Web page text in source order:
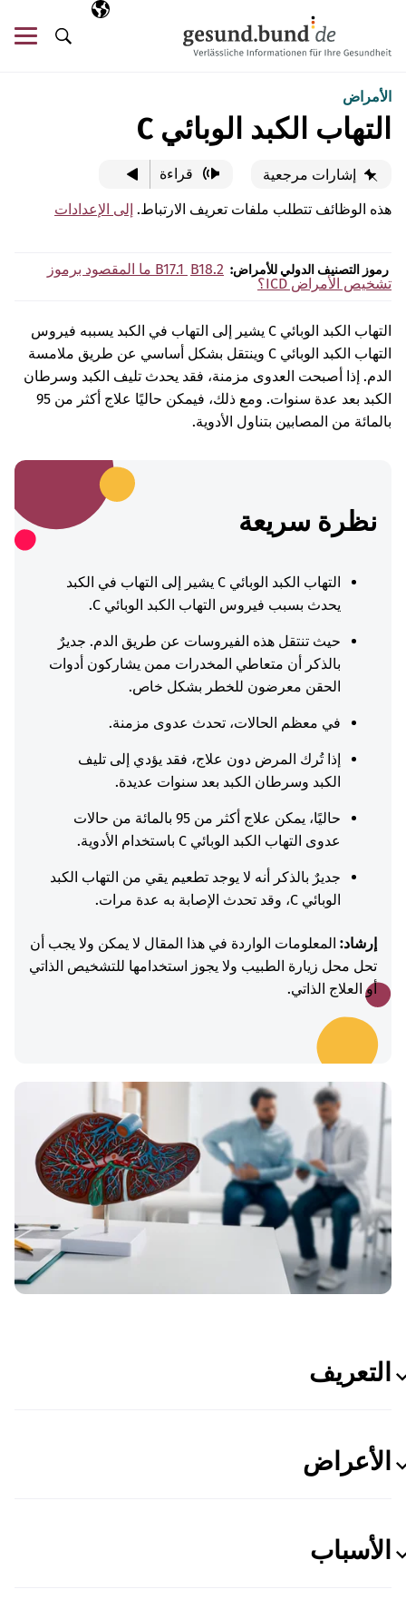
اللغة المختارة
AR
البحث
الأمراض
التهاب الكبد الوبائي C
إشارات مرجعية قراءة
هذه الوظائف تتطلب ملفات تعريف الارتباط. إلى الإعدادات
رموز التصنيف الدولي للأمراض: B17.1 B18.2
ما المقصود برموز
تشخيص الأمراض ICD؟
التهاب الكبد الوبائي C يشير إلى التهاب في الكبد يسببه فيروس
التهاب الكبد الوبائي C وينتقل بشكل أساسي عن طريق ملامسة
الدم. إذا أصبحت العدوى مزمنة، فقد يحدث تليف الكبد وسرطان
الكبد بعد عدة سنوات. ومع ذلك، فيمكن حاليًا علاج أكثر من 95
بالمائة من المصابين بتناول الأدوية.
نظرة سريعة
التهاب الكبد الوبائي C يشير إلى التهاب في الكبد
يحدث بسبب فيروس التهاب الكبد الوبائي C.
حيث تنتقل هذه الفيروسات عن طريق الدم. جديرٌ
بالذكر أن متعاطي المخدرات ممن يشاركون أدوات
الحقن معرضون للخطر بشكل خاص.
في معظم الحالات، تحدث عدوى مزمنة.
إذا تُرك المرض دون علاج، فقد يؤدي إلى تليف
الكبد وسرطان الكبد بعد سنوات عديدة.
حاليًا، يمكن علاج أكثر من 95 بالمائة من حالات
عدوى التهاب الكبد الوبائي C باستخدام الأدوية.
جديرٌ بالذكر أنه لا يوجد تطعيم يقي من التهاب الكبد
الوبائي C، وقد تحدث الإصابة به عدة مرات.
إرشاد: المعلومات الواردة في هذا المقال لا يمكن ولا يجب أن
تحل محل زيارة الطبيب ولا يجوز استخدامها للتشخيص الذاتي
أو العلاج الذاتي.
التعريف
الأعراض
الأسباب